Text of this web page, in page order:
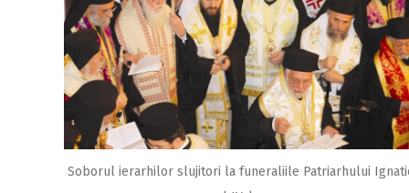
Soborul ierarhilor slujitori la funeraliile Patriarhului